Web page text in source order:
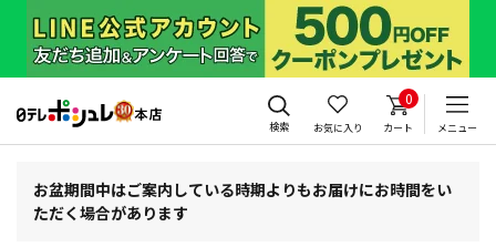
検索 お気に入り
0
カート メニュー
お盆期間中はご案内している時期よりもお届けにお時間をい
ただく場合があります